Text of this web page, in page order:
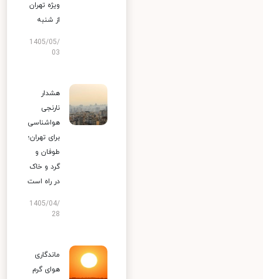
ویژه تهران
از شنبه
1405/05/
03
هشدار
نارنجی
هواشناسی
برای تهران؛
طوفان و
گرد و خاک
در راه است
1405/04/
28
ماندگاری
هوای گرم